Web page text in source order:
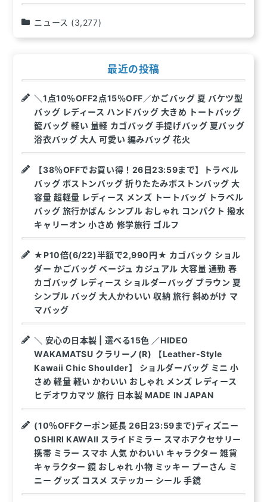
ニュース (3,277)
最近の投稿
＼1点10％OFF2点15％OFF／かごバッグ 夏 バケツ型
バッグ レディース ハンドバッグ 大きめ トートバッグ
籠バッグ 軽い 量軽 カゴバッグ 手提げバッグ 夏バッグ
浴衣バッグ 大人 可愛い 編みバッグ 花火
【38％OFFでお買い得！26日23:59まで】トラベル
バッグ ボストンバッグ 折りたたみボストンバッグ 大
容量 超軽量 レディース メンズ トートバッグ トラベル
バッグ 旅行かばん シンプル おしゃれ コンパクト 撥水
キャリーオン 小さめ 修学旅行 ゴルフ
★P10倍(6/22)半額で2,990円★ カゴバック ショル
ダー かごバッグ ベージュ カジュアル 大容量 通勤 春
カゴバッグ レディース ショルダーバッグ ブラウン 夏
シンプル バッグ 大人かわいい 収納 旅行 斜めがけ マ
マバッグ
＼ 安心の日本製 | 選べる15色 ／HIDEO
WAKAMATSU クラリーノ(R) 【Leather-Style
Kawaii Chic Shoulder】 ショルダーバッグ ミニ 小
さめ 軽量 軽い かわいい おしゃれ メンズ レディース
ヒデオワカマツ 旅行 日本製 MADE IN JAPAN
(10％OFFクーポン延長 26日23:59まで)ディズニー
OSHIRI KAWAII スライドミラー スマホアクセサリー
携帯 ミラー スマホ 人気 かわいい キャラクター 雑貨
キャラクター 鏡 おしゃれ 小物 ミッキー プーさん ミ
ニー グッズ コスメ ステッカー シール 手鏡